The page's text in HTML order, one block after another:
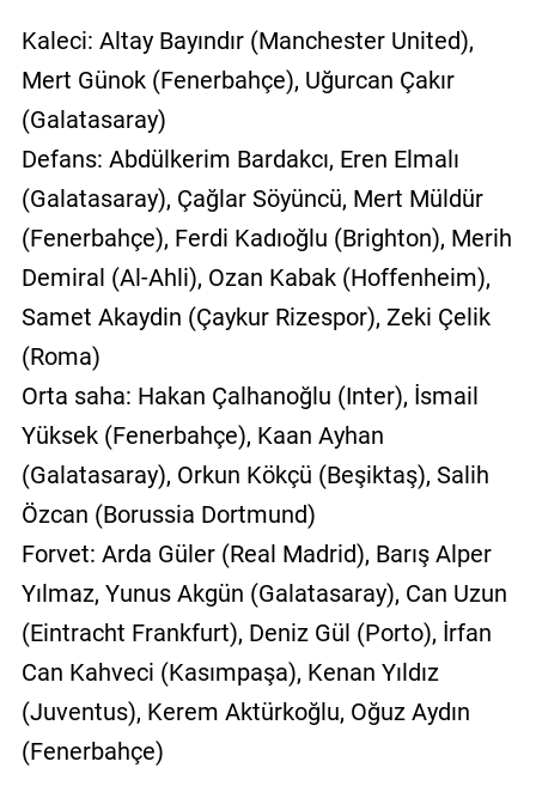
Kaleci: Altay Bayındır (Manchester United),
Mert Günok (Fenerbahçe), Uğurcan Çakır
(Galatasaray)
Defans: Abdülkerim Bardakcı, Eren Elmalı
(Galatasaray), Çağlar Söyüncü, Mert Müldür
(Fenerbahçe), Ferdi Kadıoğlu (Brighton), Merih
Demiral (Al-Ahli), Ozan Kabak (Hoffenheim),
Samet Akaydin (Çaykur Rizespor), Zeki Çelik
(Roma)
Orta saha: Hakan Çalhanoğlu (Inter), İsmail
Yüksek (Fenerbahçe), Kaan Ayhan
(Galatasaray), Orkun Kökçü (Beşiktaş), Salih
Özcan (Borussia Dortmund)
Forvet: Arda Güler (Real Madrid), Barış Alper
Yılmaz, Yunus Akgün (Galatasaray), Can Uzun
(Eintracht Frankfurt), Deniz Gül (Porto), İrfan
Can Kahveci (Kasımpaşa), Kenan Yıldız
(Juventus), Kerem Aktürkoğlu, Oğuz Aydın
(Fenerbahçe)